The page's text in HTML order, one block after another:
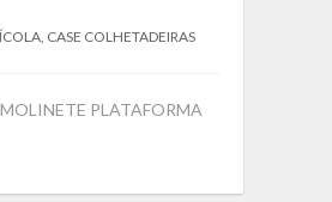
CASE COLHETADEIRAS
PLATAFORMA